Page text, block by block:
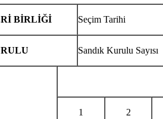
BİRLİĞİ Seçim Tarihi
Sandık Kurulu Sayısı
1 2